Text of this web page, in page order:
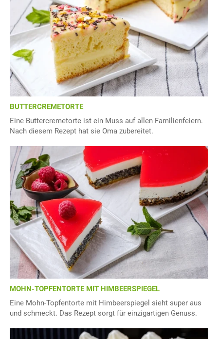
BUTTERCREMETORTE
Eine Buttercremetorte ist ein Muss auf allen Familienfeiern.
Nach diesem Rezept hat sie Oma zubereitet.
MOHN-TOPFENTORTE MIT HIMBEERSPIEGEL
Eine Mohn-Topfentorte mit Himbeerspiegel sieht super aus
und schmeckt. Das Rezept sorgt für einzigartigen Genuss.